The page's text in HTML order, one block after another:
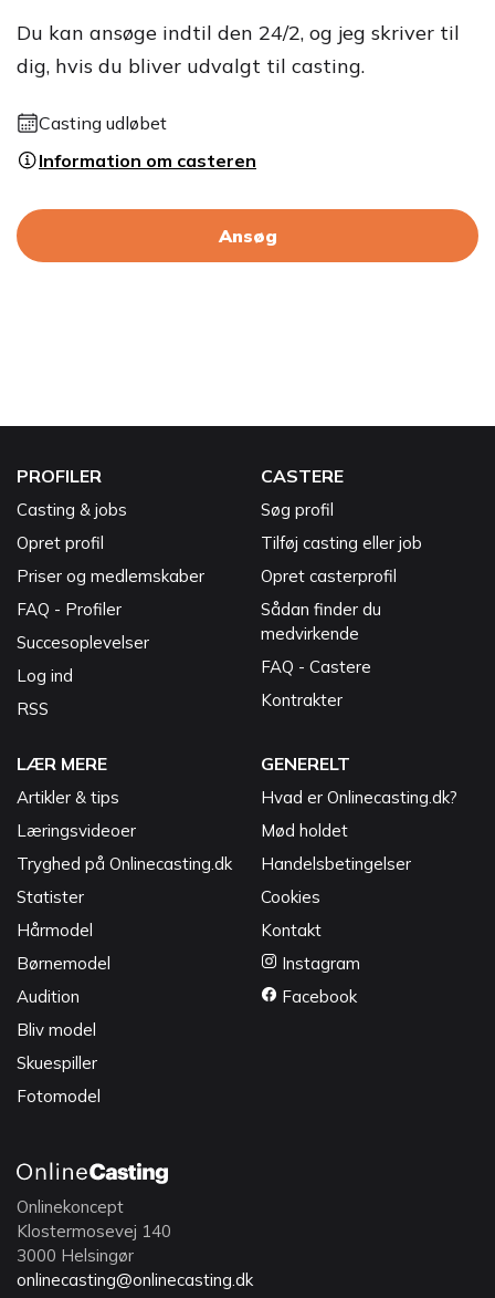
Du kan ansøge indtil den 24/2, og jeg skriver til
dig, hvis du bliver udvalgt til casting.
Casting udløbet
Information om casteren
Ansøg
PROFILER
Casting & jobs
Opret profil
Priser og medlemskaber
FAQ - Profiler
Succesoplevelser
Log ind
RSS
CASTERE
Søg profil
Tilføj casting eller job
Opret casterprofil
Sådan finder du
medvirkende
FAQ - Castere
Kontrakter
LÆR MERE
Artikler & tips
Læringsvideoer
Tryghed på Onlinecasting.dk
Statister
Hårmodel
Børnemodel
Audition
Bliv model
Skuespiller
Fotomodel
GENERELT
Hvad er Onlinecasting.dk?
Mød holdet
Handelsbetingelser
Cookies
Kontakt
Instagram
Facebook
Onlinekoncept
Klostermosevej 140
3000 Helsingør
onlinecasting@onlinecasting.dk